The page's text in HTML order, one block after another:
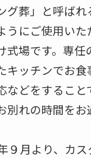
グ葬」と呼ばれ
うにご使用い
式場です。専
キッチンでお食
などをすること
別れの時間を
９月より、カ